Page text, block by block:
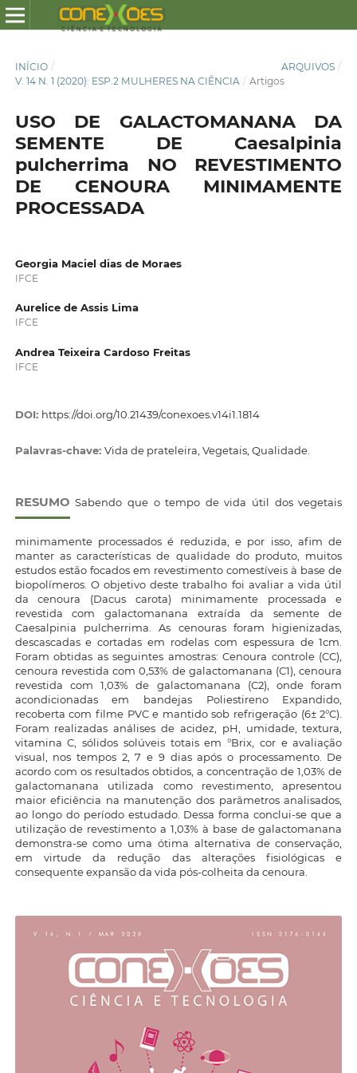
INÍCIO / ARQUIVOS /
V. 14 N. 1 (2020): ESP.2 MULHERES NA CIÊNCIA / Artigos
USO DE GALACTOMANANA DA
SEMENTE DE Caesalpinia
pulcherrima NO REVESTIMENTO
DE CENOURA MINIMAMENTE
PROCESSADA
Georgia Maciel dias de Moraes
IFCE
Aurelice de Assis Lima
IFCE
Andrea Teixeira Cardoso Freitas
IFCE
DOI: https://doi.org/10.21439/conexoes.v14i1.1814
Palavras-chave: Vida de prateleira, Vegetais, Qualidade.
RESUMO Sabendo que o tempo de vida útil dos vegetais
minimamente processados é reduzida, e por isso, afim de
manter as características de qualidade do produto, muitos
estudos estão focados em revestimento comestíveis à base de
biopolímeros. O objetivo deste trabalho foi avaliar a vida útil
da cenoura (Dacus carota) minimamente processada e
revestida com galactomanana extraída da semente de
Caesalpinia pulcherrima. As cenouras foram higienizadas,
descascadas e cortadas em rodelas com espessura de 1cm.
Foram obtidas as seguintes amostras: Cenoura controle (CC),
cenoura revestida com 0,53% de galactomanana (C1), cenoura
revestida com 1,03% de galactomanana (C2), onde foram
acondicionadas em bandejas Poliestireno Expandido,
recoberta com filme PVC e mantido sob refrigeração (6± 2°C).
Foram realizadas análises de acidez, pH, umidade, textura,
vitamina C, sólidos solúveis totais em °Brix, cor e avaliação
visual, nos tempos 2, 7 e 9 dias após o processamento. De
acordo com os resultados obtidos, a concentração de 1,03% de
galactomanana utilizada como revestimento, apresentou
maior eficiência na manutenção dos parâmetros analisados,
ao longo do período estudado. Dessa forma conclui-se que a
utilização de revestimento a 1,03% à base de galactomanana
demonstra-se como uma ótima alternativa de conservação,
em virtude da redução das alterações fisiológicas e
consequente expansão da vida pós-colheita da cenoura.